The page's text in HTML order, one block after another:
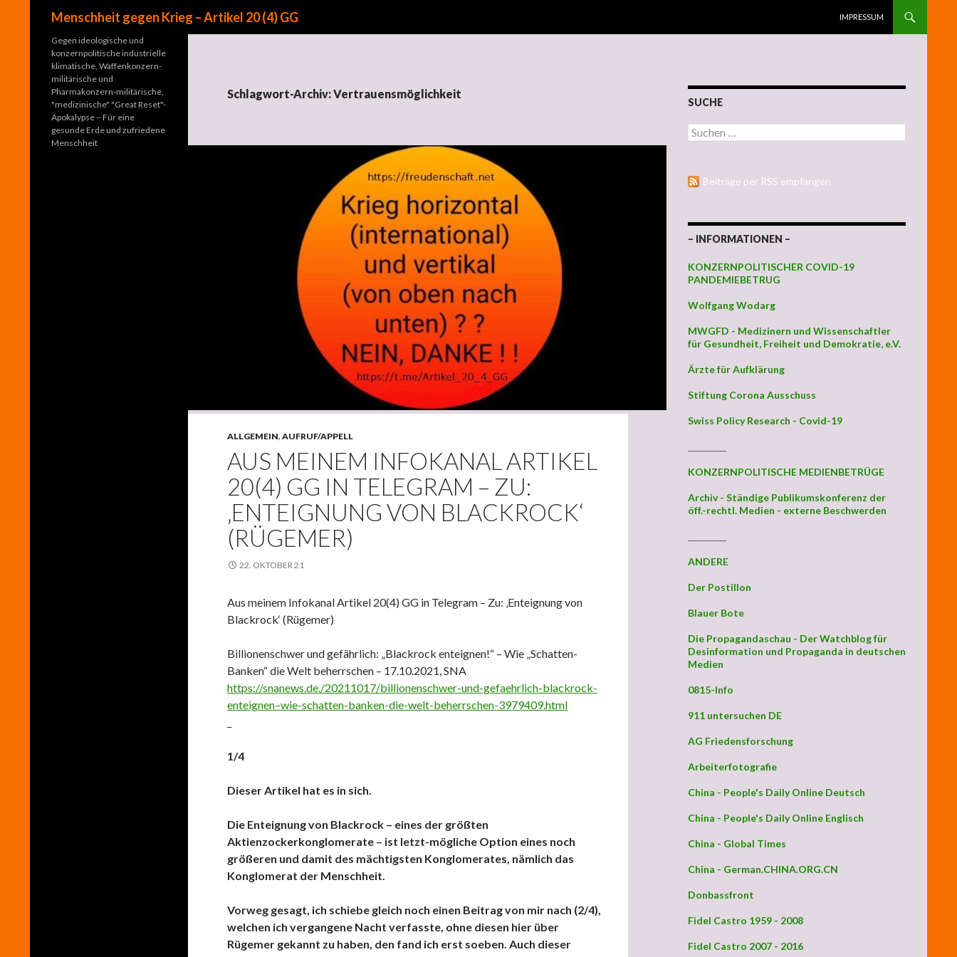
Menschheit gegen Krieg – Artikel 20 (4) GG
IMPRESSUM
Schlagwort-Archiv: Vertrauensmöglichkeit
ALLGEMEIN, AUFRUF/APPELL
AUS MEINEM INFOKANAL ARTIKEL
20(4) GG IN TELEGRAM – ZU:
‚ENTEIGNUNG VON BLACKROCK‘
(RÜGEMER)
22. OKTOBER 21
Aus meinem Infokanal Artikel 20(4) GG in Telegram – Zu: ‚Enteignung von
Blackrock‘ (Rügemer)
Billionenschwer und gefährlich: „Blackrock enteignen!“ – Wie „Schatten-
Banken“ die Welt beherrschen – 17.10.2021, SNA
https://snanews.de./20211017/billionenschwer-und-gefaehrlich-blackrock-
enteignen–wie-schatten-banken-die-welt-beherrschen-3979409.html
1/4
Dieser Artikel hat es in sich.
Die Enteignung von Blackrock – eines der größten
Aktienzockerkonglomerate – ist letzt-mögliche Option eines noch
größeren und damit des mächtigsten Konglomerates, nämlich das
Konglomerat der Menschheit.
Vorweg gesagt, ich schiebe gleich noch einen Beitrag von mir nach (2/4),
welchen ich vergangene Nacht verfasste, ohne diesen hier über
Rügemer gekannt zu haben, den fand ich erst soeben. Auch dieser
SUCHE
Suchen nach:
Beiträge per RSS empfangen
– INFORMATIONEN –
KONZERNPOLITISCHER COVID-19
PANDEMIEBETRUG
Wolfgang Wodarg
MWGFD - Medizinern und Wissenschaftler
für Gesundheit, Freiheit und Demokratie, e.V.
Ärzte für Aufklärung
Stiftung Corona Ausschuss
Swiss Policy Research - Covid-19
KONZERNPOLITISCHE MEDIENBETRÜGE
Archiv - Ständige Publikumskonferenz der
öff.-rechtl. Medien - externe Beschwerden
ANDERE
Der Postillon
Blauer Bote
Die Propagandaschau - Der Watchblog für
Desinformation und Propaganda in deutschen
Medien
0815-Info
911 untersuchen DE
AG Friedensforschung
Arbeiterfotografie
China - People's Daily Online Deutsch
China - People's Daily Online Englisch
China - Global Times
China - German.CHINA.ORG.CN
Donbassfront
Fidel Castro 1959 - 2008
Fidel Castro 2007 - 2016
Gegen ideologische und
konzernpolitische industrielle
klimatische, Waffenkonzern-
militärische und
Pharmakonzern-militärische,
"medizinische" "Great Reset"-
Apokalypse – Für eine
gesunde Erde und zufriedene
Menschheit